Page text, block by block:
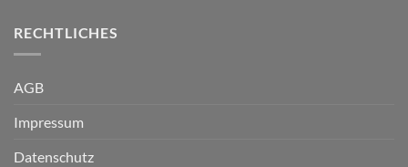
RECHTLICHES
AGB
Impressum
Datenschutz